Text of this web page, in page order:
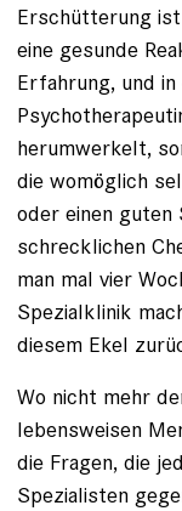
Erschütterung
eine gesunde
Erfahrung, und
herumwerkelt,
die womöglich
oder einen guten
schrecklichen
man mal vier
Spezialklinik
diesem Ekel
Wo nicht mehr
lebensweisen
die Fragen, die
Spezialisten